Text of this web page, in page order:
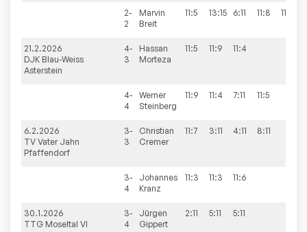
2-
2
Marvin
Breit
11:5 13:15 6:11 11:8 11:3
21.2.2026
DJK Blau-Weiss
Asterstein
4-
3
Hassan
Morteza
11:5 11:9 11:4
4-
4
Werner
Steinberg
11:9 11:4 7:11 11:5
6.2.2026
TV Vater Jahn
Pfaffendorf
3-
3
Christian
Cremer
11:7 3:11 4:11 8:11
3-
4
Johannes
Kranz
11:3 11:3 11:6
30.1.2026
TTG Moseltal VI
3-
4
Jürgen
Gippert
2:11 5:11 5:11